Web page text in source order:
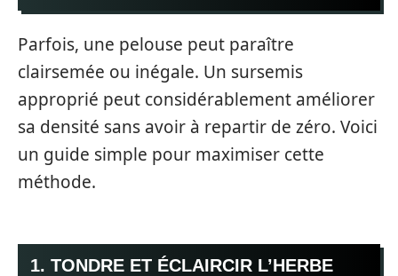
Parfois, une pelouse peut paraître
clairsemée ou inégale. Un sursemis
approprié peut considérablement améliorer
sa densité sans avoir à repartir de zéro. Voici
un guide simple pour maximiser cette
méthode.
1. TONDRE ET ÉCLAIRCIR L’HERBE